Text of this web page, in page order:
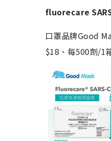
fluorecare
口罩品牌Good
$18、每500劑/1